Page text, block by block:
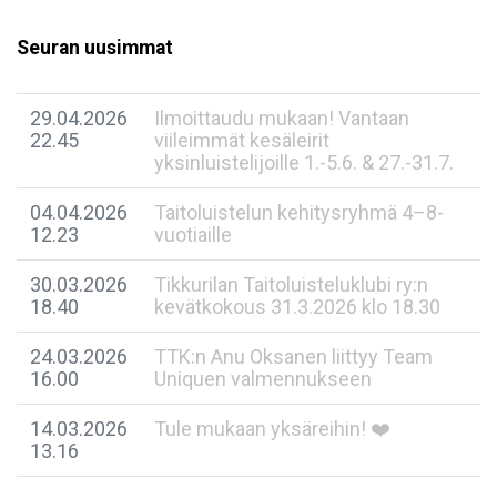
Seuran uusimmat
29.04.2026
22.45
Ilmoittaudu mukaan! Vantaan
viileimmät kesäleirit
yksinluistelijoille 1.-5.6. & 27.-31.7.
04.04.2026
12.23
Taitoluistelun kehitysryhmä 4–8-
vuotiaille
30.03.2026
18.40
Tikkurilan Taitoluisteluklubi ry:n
kevätkokous 31.3.2026 klo 18.30
24.03.2026
16.00
TTK:n Anu Oksanen liittyy Team
Uniquen valmennukseen
14.03.2026
13.16
Tule mukaan yksäreihin! ❤️